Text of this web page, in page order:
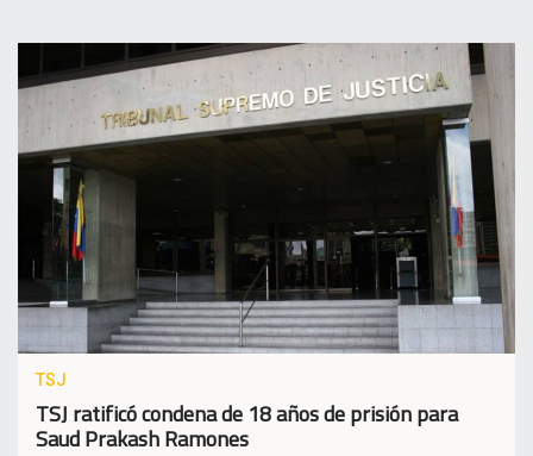
TSJ
TSJ ratificó condena de 18 años de prisión para
Saud Prakash Ramones